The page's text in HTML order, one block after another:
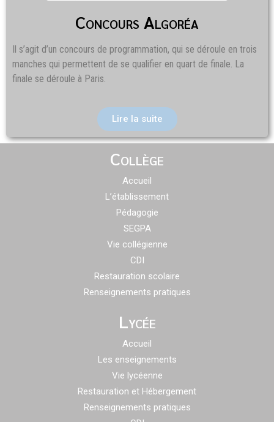
Concours Algoréa
Il s’agit d’un concours de programmation, qui se déroule en trois
manches qui permettent de se qualifier en quart de finale. La
finale se déroule à Paris.
Lire la suite
Collège
Accueil
L’établissement
Pédagogie
SEGPA
Vie collégienne
CDI
Restauration scolaire
Renseignements pratiques
Lycée
Accueil
Les enseignements
Vie lycéenne
Restauration et Hébergement
Renseignements pratiques